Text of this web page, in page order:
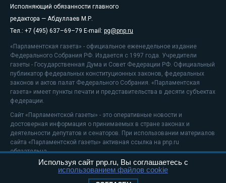
Исполняющий обязанности главного
редактора — Абдуллаев М.Р.
Тел.: +7 (495) 637–69–79 E-mail: pg@pnp.ru
«Парламентская газета» - официальное еженедельное издание
Федерального Собрания РФ. Издается с 1997 года. Учредители
газеты - Государственная Дума и Совет Федерации РФ. Официальный
публикатор федеральных конституционных законов, федеральных
законов и актов палат Федерального Собрания. «Парламентская
газета» имеет пункты печати и представительства в десяти субъектах
федерации.
Сайт «Парламентской газеты» - это оперативные новости и
достоверная информация о принимаемых в стране законах и
деятельности депутатов и сенаторов. При использовании материалов
сайта «Парламентской газеты» активная ссылка на pnp.ru
обязательна.
На информационном ресурсе применяютсярекомендательные
Используя сайт pnp.ru, Вы соглашаетесь с
использованием файлов cookie